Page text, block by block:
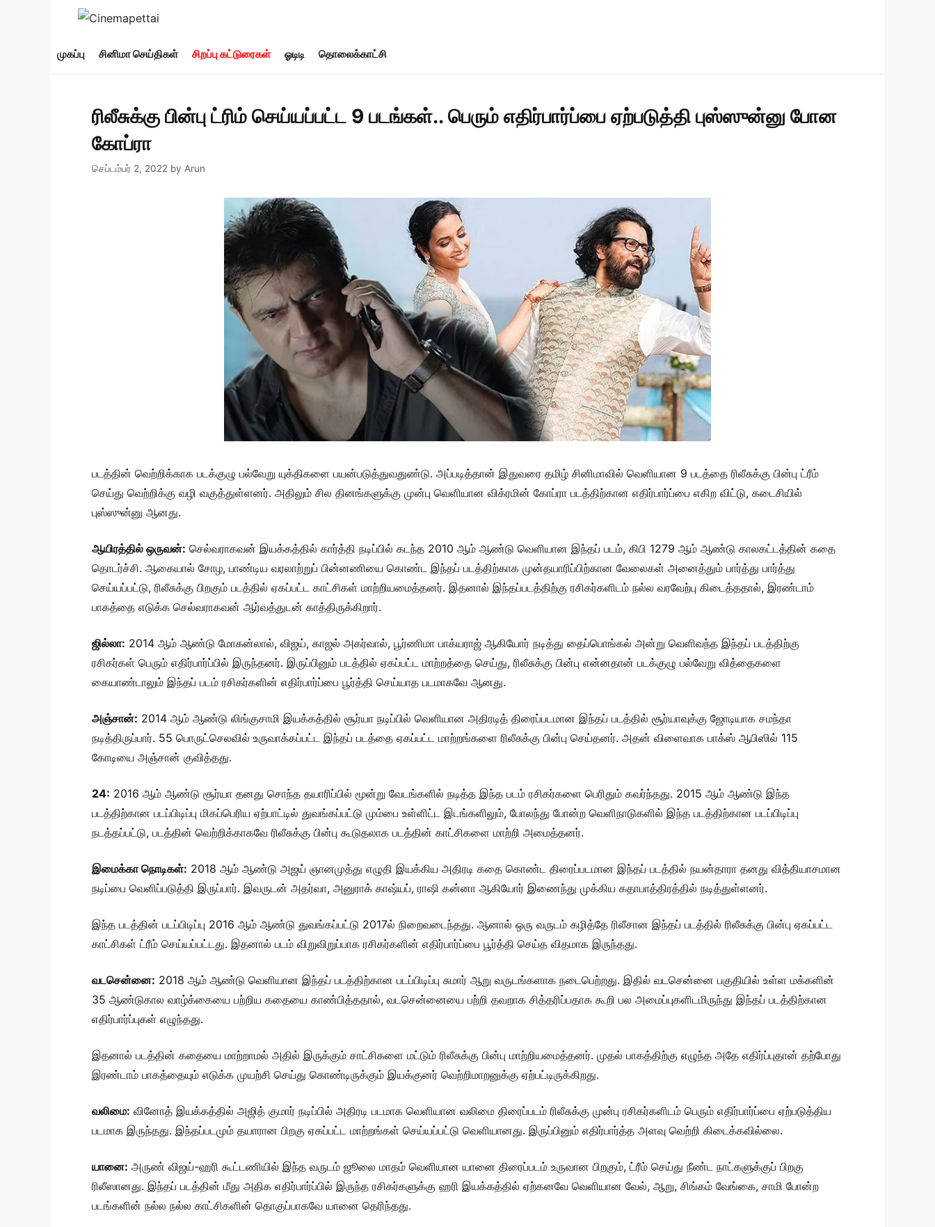
முகப்பு சினிமா செய்திகள் சிறப்பு கட்டுரைகள் ஓடிடி தொலைக்காட்சி
ரிலீசுக்கு பின்பு ட்ரிம் செய்யப்பட்ட 9 படங்கள்.. பெரும் எதிர்பார்ப்பை ஏற்படுத்தி புஸ்ஸுன்னு போன
கோப்ரா
செப்டம்பர் 2, 2022 by Arun
படத்தின் வெற்றிக்காக படக்குழு பல்வேறு யுக்திகளை பயன்படுத்துவதுண்டு. அப்படித்தான் இதுவரை தமிழ் சினிமாவில் வெளியான 9 படத்தை ரிலீசுக்கு பின்பு ட்ரீம்
செய்து வெற்றிக்கு வழி வகுத்துள்ளனர். அதிலும் சில தினங்களுக்கு முன்பு வெளியான விக்ரமின் கோப்ரா படத்திற்கான எதிர்பார்ப்பை எகிற விட்டு, கடைசியில்
புஸ்ஸுன்னு ஆனது.
ஆயிரத்தில் ஒருவன்: செல்வராகவன் இயக்கத்தில் கார்த்தி நடிப்பில் கடந்த 2010 ஆம் ஆண்டு வெளியான இந்தப் படம், கிபி 1279 ஆம் ஆண்டு காலகட்டத்தின் கதை
தொடர்ச்சி. ஆகையால் சோழ, பாண்டிய வரலாற்றுப் பின்னணியை கொண்ட இந்தப் படத்திற்காக முன்தயாரிப்பிற்கான வேலைகள் அனைத்தும் பார்த்து பார்த்து
செய்யப்பட்டு, ரிலீசுக்கு பிறகும் படத்தில் ஏகப்பட்ட காட்சிகள் மாற்றியமைத்தனர். இதனால் இந்தப்படத்திற்கு ரசிகர்களிடம் நல்ல வரவேற்பு கிடைத்ததால், இரண்டாம்
பாகத்தை எடுக்க செல்வராகவன் ஆர்வத்துடன் காத்திருக்கிறார்.
ஜில்லா: 2014 ஆம் ஆண்டு மோகன்லால், விஜய், காஜல் அகர்வால், பூர்ணிமா பாக்யராஜ் ஆகியோர் நடித்து தைப்பொங்கல் அன்று வெளிவந்த இந்தப் படத்திற்கு
ரசிகர்கள் பெரும் எதிர்பார்ப்பில் இருந்தனர். இருப்பினும் படத்தில் ஏகப்பட்ட மாற்றத்தை செய்து, ரிலீசுக்கு பின்பு என்னதான் படக்குழு பல்வேறு வித்தைகளை
கையாண்டாலும் இந்தப் படம் ரசிகர்களின் எதிர்பார்ப்பை பூர்த்தி செய்யாத படமாகவே ஆனது.
அஞ்சான்: 2014 ஆம் ஆண்டு லிங்குசாமி இயக்கத்தில் சூர்யா நடிப்பில் வெளியான அதிரடித் திரைப்படமான இந்தப் படத்தில் சூர்யாவுக்கு ஜோடியாக சமந்தா
நடித்திருப்பார். 55 பொருட்செலவில் உருவாக்கப்பட்ட இந்தப் படத்தை ஏகப்பட்ட மாற்றங்களை ரிலீசுக்கு பின்பு செய்தனர். அதன் விளைவாக பாக்ஸ் ஆபிஸில் 115
கோடியை அஞ்சான் குவித்தது.
24: 2016 ஆம் ஆண்டு சூர்யா தனது சொந்த தயாரிப்பில் மூன்று வேடங்களில் நடித்த இந்த படம் ரசிகர்களை பெரிதும் கவர்ந்தது. 2015 ஆம் ஆண்டு இந்த
படத்திற்கான படப்பிடிப்பு மிகப்பெரிய ஏற்பாட்டில் துவங்கப்பட்டு மும்பை உள்ளிட்ட இடங்களிலும், போலந்து போன்ற வெளிநாடுகளில் இந்த படத்திற்கான படப்பிடிப்பு
நடத்தப்பட்டு, படத்தின் வெற்றிக்காகவே ரிலீசுக்கு பின்பு கூடுதலாக படத்தின் காட்சிகளை மாற்றி அமைத்தனர்.
இமைக்கா நொடிகள்: 2018 ஆம் ஆண்டு அஜய் ஞானமுத்து எழுதி இயக்கிய அதிரடி கதை கொண்ட திரைப்படமான இந்தப் படத்தில் நயன்தாரா தனது வித்தியாசமான
நடிப்பை வெளிப்படுத்தி இருப்பார். இவருடன் அதர்வா, அனுராக் காஷ்யப், ராஷி கன்னா ஆகியோர் இணைந்து முக்கிய கதாபாத்திரத்தில் நடித்துள்ளனர்.
இந்த படத்தின் படப்பிடிப்பு 2016 ஆம் ஆண்டு துவங்கப்பட்டு 2017ல் நிறைவடைந்தது. ஆனால் ஒரு வருடம் கழித்தே ரிலீசான இந்தப் படத்தில் ரிலீசுக்கு பின்பு ஏகப்பட்ட
காட்சிகள் ட்ரீம் செய்யப்பட்டது. இதனால் படம் விறுவிறுப்பாக ரசிகர்களின் எதிர்பார்ப்பை பூர்த்தி செய்த விதமாக இருந்தது.
வடசென்னை: 2018 ஆம் ஆண்டு வெளியான இந்தப் படத்திற்கான படப்பிடிப்பு சுமார் ஆறு வருடங்களாக நடைபெற்றது. இதில் வடசென்னை பகுதியில் உள்ள மக்களின்
35 ஆண்டுகால வாழ்க்கையை பற்றிய கதையை காண்பித்ததால், வடசென்னையை பற்றி தவறாக சித்தரிப்பதாக கூறி பல அமைப்புகளிடமிருந்து இந்தப் படத்திற்கான
எதிர்பார்ப்புகள் எழுந்தது.
இதனால் படத்தின் கதையை மாற்றாமல் அதில் இருக்கும் சாட்சிகளை மட்டும் ரிலீசுக்கு பின்பு மாற்றியமைத்தனர். முதல் பாகத்திற்கு எழுந்த அதே எதிர்ப்புதான் தற்போது
இரண்டாம் பாகத்தையும் எடுக்க முயற்சி செய்து கொண்டிருக்கும் இயக்குனர் வெற்றிமாறனுக்கு ஏற்பட்டிருக்கிறது.
வலிமை: வினோத் இயக்கத்தில் அஜித் குமார் நடிப்பில் அதிரடி படமாக வெளியான வலிமை திரைப்படம் ரிலீசுக்கு முன்பு ரசிகர்களிடம் பெரும் எதிர்பார்ப்பை ஏற்படுத்திய
படமாக இருந்தது. இந்தப்படமும் தயாரான பிறகு ஏகப்பட்ட மாற்றங்கள் செய்யப்பட்டு வெளியானது. இருப்பினும் எதிர்பார்த்த அளவு வெற்றி கிடைக்கவில்லை.
யானை: அருண் விஜய்-ஹரி கூட்டணியில் இந்த வருடம் ஜூலை மாதம் வெளியான யானை திரைப்படம் உருவான பிறகும், ட்ரீம் செய்து நீண்ட நாட்களுக்குப் பிறகு
ரிலீஸானது. இந்தப் படத்தின் மீது அதிக எதிர்பார்ப்பில் இருந்த ரசிகர்களுக்கு ஹரி இயக்கத்தில் ஏற்கனவே வெளியான வேல், ஆறு, சிங்கம் வேங்கை, சாமி போன்ற
படங்களின் நல்ல நல்ல காட்சிகளின் தொகுப்பாகவே யானை தெரிந்தது.